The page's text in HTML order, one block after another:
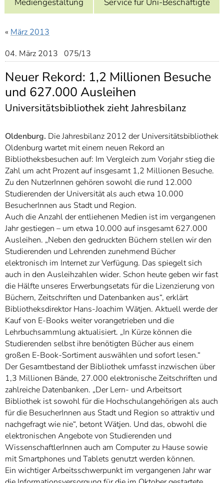
7]
Informationen zur
« März 2013
04. März 2013 075/13
Neuer Rekord: 1,2 Millionen Besuche
und 627.000 Ausleihen
Universitätsbibliothek zieht Jahresbilanz
Oldenburg. Die Jahresbilanz 2012 der Universitätsbibliothek
Oldenburg wartet mit einem neuen Rekord an
Bibliotheksbesuchen auf: Im Vergleich zum Vorjahr stieg die
Zahl um acht Prozent auf insgesamt 1,2 Millionen Besuche.
Zu den NutzerInnen gehören sowohl die rund 12.000
Studierenden der Universität als auch etwa 10.000
BesucherInnen aus Stadt und Region.
Auch die Anzahl der entliehenen Medien ist im vergangenen
Jahr gestiegen – um etwa 10.000 auf insgesamt 627.000
Ausleihen. „Neben den gedruckten Büchern stellen wir den
Studierenden und Lehrenden zunehmend Bücher
elektronisch im Internet zur Verfügung. Das spiegelt sich
auch in den Ausleihzahlen wider. Schon heute geben wir fast
die Hälfte unseres Erwerbungsetats für die Lizenzierung von
Büchern, Zeitschriften und Datenbanken aus“, erklärt
Bibliotheksdirektor Hans-Joachim Wätjen. Aktuell werde der
Kauf von E-Books weiter vorangetrieben und die
Lehrbuchsammlung aktualisiert. „In Kürze können die
Studierenden selbst ihre benötigten Bücher aus einem
großen E-Book-Sortiment auswählen und sofort lesen.“
Der Gesamtbestand der Bibliothek umfasst inzwischen über
1,3 Millionen Bände, 27.000 elektronische Zeitschriften und
zahlreiche Datenbanken. „Der Lern- und Arbeitsort
Bibliothek ist sowohl für die Hochschulangehörigen als auch
für die BesucherInnen aus Stadt und Region so attraktiv und
nachgefragt wie nie“, betont Wätjen. Und das, obwohl die
elektronischen Angebote von Studierenden und
WissenschaftlerInnen auch am Computer zu Hause sowie
mit Smartphones und Tablets genutzt werden können.
Ein wichtiger Arbeitsschwerpunkt im vergangenen Jahr war